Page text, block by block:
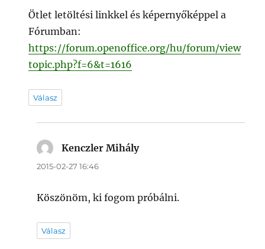
Ötlet letöltési linkkel és képernyőképpel a
Fórumban:
https://forum.openoffice.org/hu/forum/view
topic.php?f=6&t=1616
Válasz
Kenczler Mihályszerint:
2015-02-27 16:46
Köszönöm, ki fogom próbálni.
Válasz